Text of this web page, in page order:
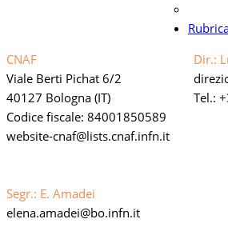
CNAF
Viale Berti Pichat 6/2
40127 Bologna (IT)
Codice fiscale: 84001850589
website-cnaf
lists.cnaf.infn.it
Dir.:
Tel.:
Segr.: E. Amadei
elena.amadei
bo.infn.it